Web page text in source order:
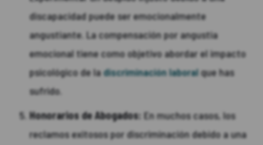
discapacidad puede ser emocionalmente
angustiante. La compensación por angustia
emocional tiene como objetivo abordar el impacto
psicológico de ladiscriminación laboralque has
sufrido.
Honorarios de Abogados: En muchos casos, los
reclamos exitosos por discriminación debido a una